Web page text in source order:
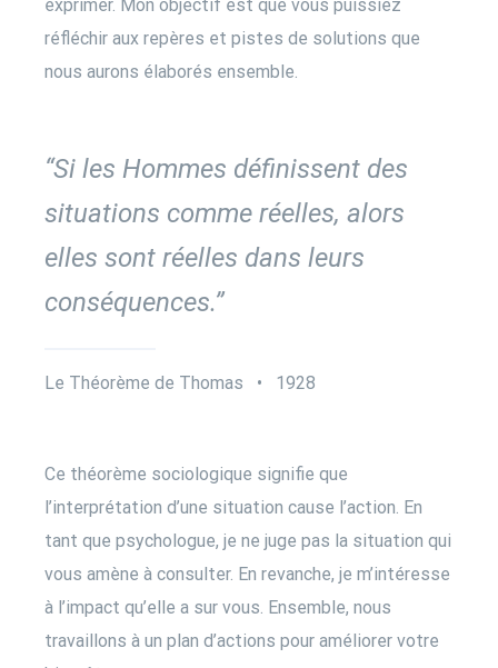
exprimer. Mon objectif est que vous puissiez
réfléchir aux repères et pistes de solutions que
nous aurons élaborés ensemble.
“Si les Hommes définissent des
situations comme réelles, alors
elles sont réelles dans leurs
conséquences.”
Le Théorème de Thomas • 1928
Ce théorème sociologique signifie que
l’interprétation d’une situation cause l’action. En
tant que psychologue, je ne juge pas la situation qui
vous amène à consulter. En revanche, je m’intéresse
à l’impact qu’elle a sur vous. Ensemble, nous
travaillons à un plan d’actions pour améliorer votre